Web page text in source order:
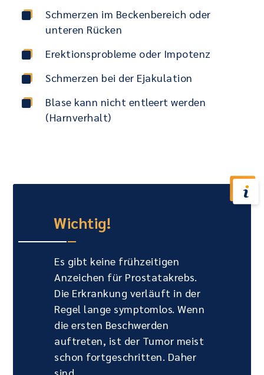
Schmerzen im Beckenbereich oder
unteren Rücken
Erektionsprobleme oder Impotenz
Schmerzen bei der Ejakulation
Blase kann nicht entleert werden
(Harnverhalt)
Wichtig!
Es gibt keine frühzeitigen
Anzeichen für Prostatakrebs.
Die Erkrankung verläuft in der
Regel lange symptomlos. Wenn
die ersten Beschwerden
auftreten, ist der Tumor meist
schon fortgeschritten. Daher